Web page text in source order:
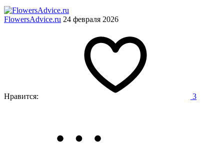
FlowersAdvice.ru 24 февраля 2026
Нравится: 3